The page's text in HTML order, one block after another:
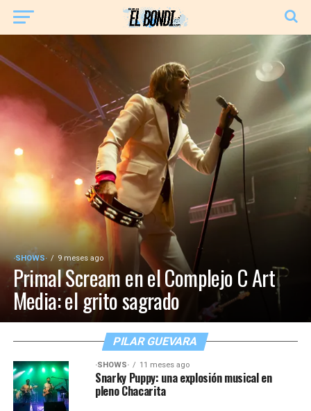
·SHOWS· 9 meses ago
Primal Scream en el Complejo C Art
Media: el grito sagrado
PILAR GUEVARA
·SHOWS· 11 meses ago
Snarky Puppy: una explosión musical en
pleno Chacarita